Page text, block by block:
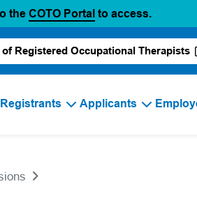
a new tab)
the COTO Portal(opens in a new tab)
to access.
Registered Occupational Therapists
(opens in a new tab)
Registrants Applicants